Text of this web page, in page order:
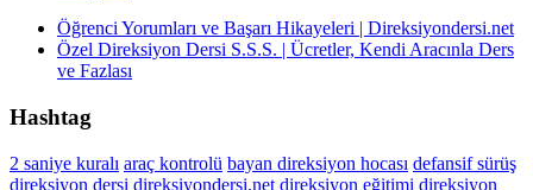
Öğrenci Yorumları ve Başarı Hikayeleri | Direksiyondersi.net
Özel Direksiyon Dersi S.S.S. | Ücretler, Kendi Aracınla Ders
ve Fazlası
Hashtag
2 saniye kuralı araç kontrolü bayan direksiyon hocası defansif sürüş
direksiyon dersi direksiyondersi.net direksiyon eğitimi direksiyon